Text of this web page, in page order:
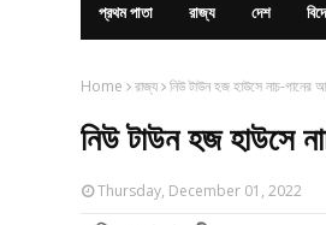
প্রথম পাতা রাজ্য দেশ
Home রাজ্য নিউ টাউন হজ হাউসে নাচ-গানের
নিউ টাউন হজ হাউসে
Thursday, December 01, 2022